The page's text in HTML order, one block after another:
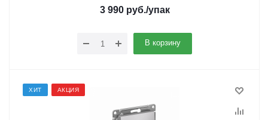
3 990руб./упак
В корзину
ХИТ АКЦИЯ